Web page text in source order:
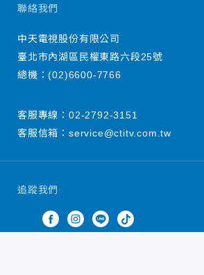
追蹤我們
聯絡我們
中天電視股份有限公司
臺北市內湖區民權東路六段25號
總機：(02)6600-7766
客服專線： 02-2792-3151
客服信箱： service@ctitv.com.tw